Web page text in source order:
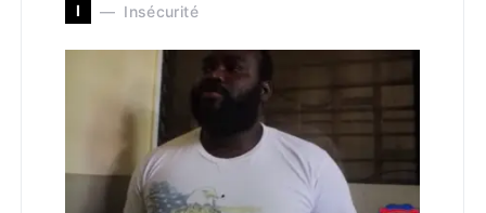
I Insécurité